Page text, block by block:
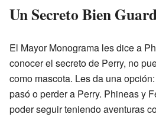
Un Secreto Bien
El Mayor Monograma les dice a
conocer el secreto de Perry, no
como mascota. Les da una
pasó o perder a Perry. Phineas y
poder seguir teniendo aventuras